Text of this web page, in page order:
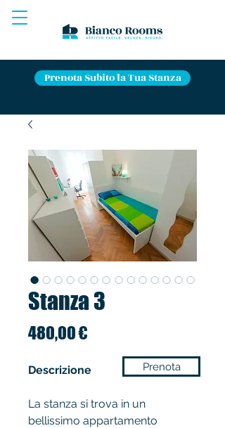
Prenota Subito la Tua Stanza
Stanza 3
480,00 €
Descrizione
La stanza si trova in un
bellissimo appartamento
Prenota